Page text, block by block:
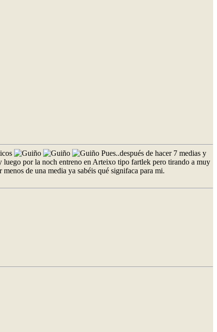
Pues..después de hacer 7 medias y
luego por la noch entreno en Arteixo tipo fartlek pero tirando a muy
de una media ya sabéis qué signifaca para mi.